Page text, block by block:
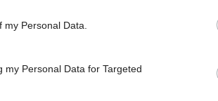
Personal Data.
Personal Data for Targeted
o prívesný